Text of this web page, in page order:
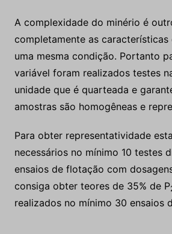
A complexidade do minério é
completamente as
uma mesma condição. Portanto
variável foram realizados testes
unidade que é quarteada e
amostras são homogêneas e
Para obter representatividade
necessários no mínimo 10 testes
ensaios de flotação com
consiga obter teores de 35% de P
realizados no mínimo 30 ensaios